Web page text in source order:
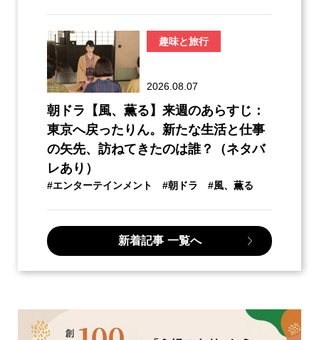
趣味と旅行
2026.08.07
朝ドラ【風、薫る】来週のあらすじ：
東京へ戻ったりん。新たな生活と仕事
の矢先、訪ねてきたのは誰？（ネタバ
レあり）
#エンターテインメント #朝ドラ #風、薫る
新着記事 一覧へ